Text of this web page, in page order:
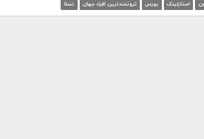
استارلینک بورس ثروتمندترین افراد جهان تسلا